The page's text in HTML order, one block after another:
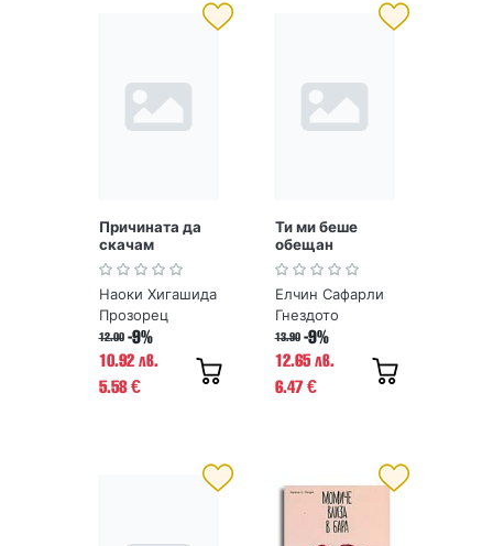
Причината да
скачам
Наоки Хигашида
Прозорец
12.00 -9%
10.92 лв.
5.58€
Ти ми беше
обещан
Елчин Сафарли
Гнездото
13.90 -9%
12.65 лв.
6.47€